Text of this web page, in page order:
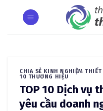
CHIA SẺ KINH NGHIỆM
10 THƯƠNG HIỆU
TOP 10 Dịch vụ
yêu cầu doanh